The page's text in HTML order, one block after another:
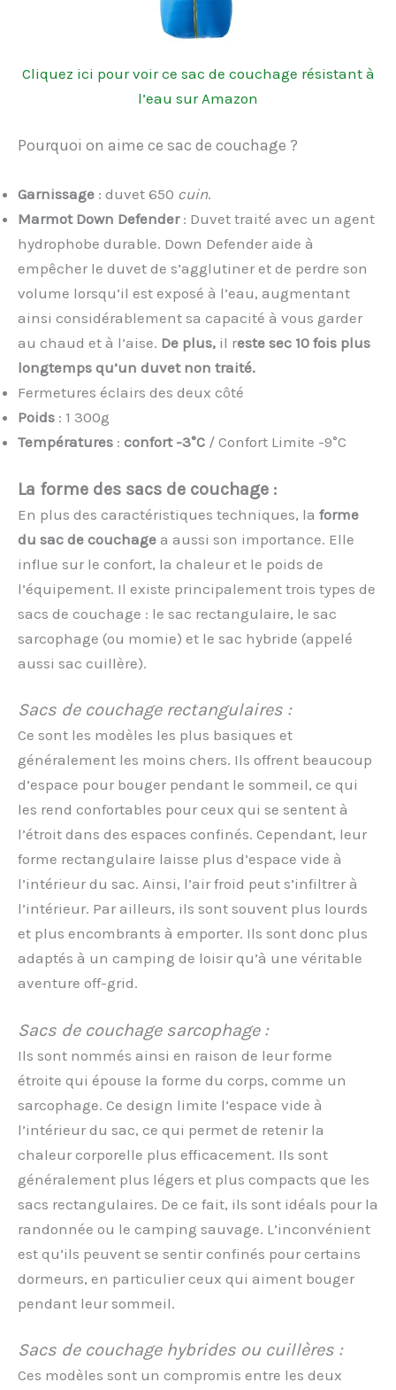
Cliquez ici pour voir ce sac de couchage résistant à
l’eau sur Amazon
Pourquoi on aime ce sac de couchage ?
Garnissage : duvet 650 cuin.
Marmot Down Defender: Duvet traité avec un agent
hydrophobe durable. Down Defender aide à
empêcher le duvet de s’agglutiner et de perdre son
volume lorsqu’il est exposé à l’eau, augmentant
ainsi considérablement sa capacité à vous garder
au chaud et à l’aise. De plus, il reste sec 10 fois plus
longtemps qu’un duvet non traité.
Fermetures éclairs des deux côté
Poids : 1 300g
Températures : confort -3°C / Confort Limite -9°C
La forme des sacs de couchage :
En plus des caractéristiques techniques, la forme
du sac de couchage a aussi son importance. Elle
influe sur le confort, la chaleur et le poids de
l’équipement. Il existe principalement trois types de
sacs de couchage : le sac rectangulaire, le sac
sarcophage (ou momie) et le sac hybride (appelé
aussi sac cuillère).
Sacs de couchage rectangulaires :
Ce sont les modèles les plus basiques et
généralement les moins chers. Ils offrent beaucoup
d’espace pour bouger pendant le sommeil, ce qui
les rend confortables pour ceux qui se sentent à
l’étroit dans des espaces confinés. Cependant, leur
forme rectangulaire laisse plus d’espace vide à
l’intérieur du sac. Ainsi, l’air froid peut s’infiltrer à
l’intérieur. Par ailleurs, ils sont souvent plus lourds
et plus encombrants à emporter. Ils sont donc plus
adaptés à un camping de loisir qu’à une véritable
aventure off-grid.
Sacs de couchage sarcophage :
Ils sont nommés ainsi en raison de leur forme
étroite qui épouse la forme du corps, comme un
sarcophage. Ce design limite l’espace vide à
l’intérieur du sac, ce qui permet de retenir la
chaleur corporelle plus efficacement. Ils sont
généralement plus légers et plus compacts que les
sacs rectangulaires. De ce fait, ils sont idéals pour la
randonnée ou le camping sauvage. L’inconvénient
est qu’ils peuvent se sentir confinés pour certains
dormeurs, en particulier ceux qui aiment bouger
pendant leur sommeil.
Sacs de couchage hybrides ou cuillères :
Ces modèles sont un compromis entre les deux